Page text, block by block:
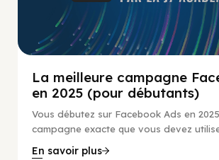
La meilleure campagne
en 2025 (pour débutants)
Vous débutez sur Facebook Ads en
campagne exacte que vous devez
En savoir plus